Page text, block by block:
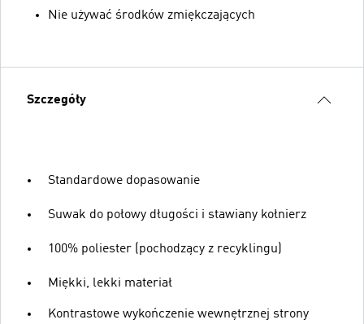
Nie używać środków zmiękczających
Szczegóły
Standardowe dopasowanie
Suwak do połowy długości i stawiany kołnierz
100% poliester (pochodzący z recyklingu)
Miękki, lekki materiał
Kontrastowe wykończenie wewnętrznej strony